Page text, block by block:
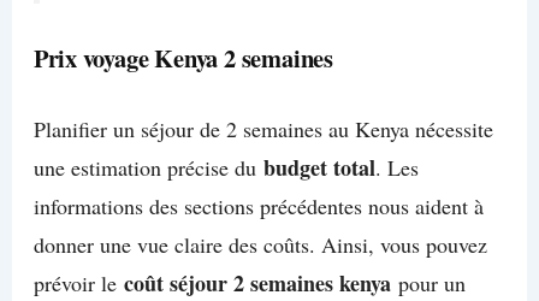
Prix voyage Kenya 2 semaines
Planifier un séjour de 2 semaines au Kenya nécessite
une estimation précise du budget total. Les
informations des sections précédentes nous aident à
donner une vue claire des coûts. Ainsi, vous pouvez
prévoir le coût séjour 2 semaines kenyapour un